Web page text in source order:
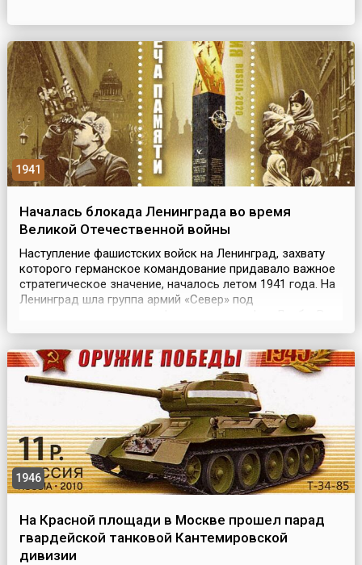
1941
Началась блокада Ленинграда во время
Великой Отечественной войны
Наступление фашистских войск на Ленинград, захвату
которого германское командование придавало важное
стратегическое значение, началось летом 1941 года. На
Ленинград шла группа армий «Север» под
августе тяжелые бои шли уже на подступах к городу,
связывавшие Ленинград со страной. 8 сентября 1941
года нача...
1946
На Красной площади в Москве прошел парад
гвардейской танковой Кантемировской
дивизии